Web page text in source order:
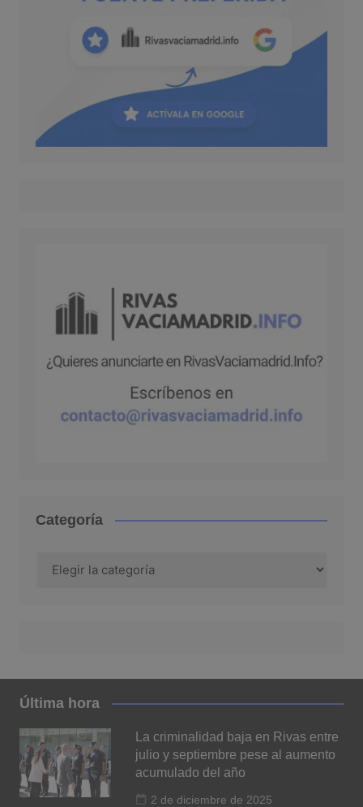
Categoría
Última hora
La criminalidad baja en Rivas entre
julio y septiembre pese al aumento
acumulado del año
2 de diciembre de 2025